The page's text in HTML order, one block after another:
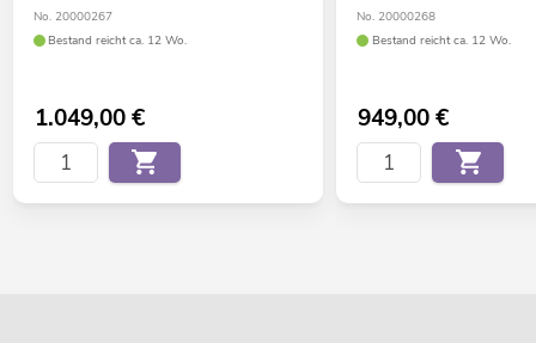
No. 20000267
Bestand reicht ca. 12 Wo.
1.049,00€
No. 20000268
Bestand reicht ca. 12 Wo.
949,00€